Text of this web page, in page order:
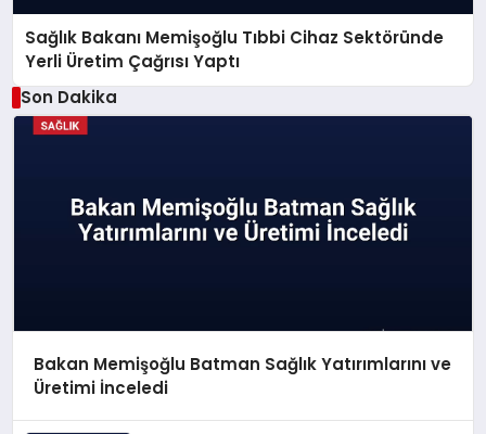
Sağlık Bakanı Memişoğlu Tıbbi Cihaz Sektöründe
Yerli Üretim Çağrısı Yaptı
Son Dakika
Bakan Memişoğlu Batman Sağlık Yatırımlarını ve
Üretimi İnceledi